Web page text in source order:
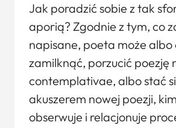
Jak poradzić sobie z tak
aporią? Zgodnie z tym, co
napisane, poeta może albo
zamilknąć, porzucić poezję
contemplativae, albo stać
akuszerem nowej poezji,
obserwuje i relacjonuje